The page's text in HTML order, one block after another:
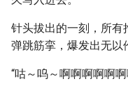
针头拔出的一刻，所有
弹跳筋挛，爆发出无以
“咕～呜～啊啊啊啊啊